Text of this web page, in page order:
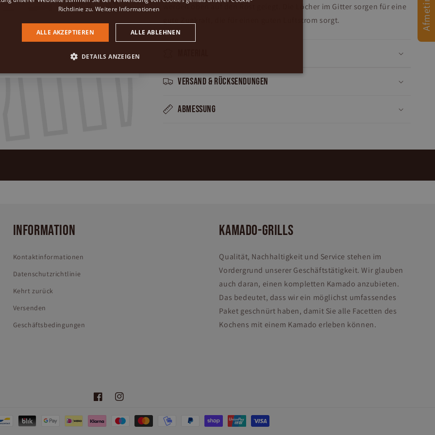
werden oben auf den Rost gelegt. Die Löcher im Gitter sorgen für eine
gute Zugkraft, die für einen guten Luftstrom sorgt.
Versand & Rücksendungen
Abmessung
INFORMATION
Kontaktinformationen
Datenschutzrichtlinie
Kehrt zurück
Versenden
Geschäftsbedingungen
KAMADO-GRILLS
Qualität, Nachhaltigkeit und Service stehen im
Vordergrund unserer Geschäftstätigkeit. Wir glauben
auch daran, einen kompletten Kamado anzubieten.
Das bedeutet, dass wir ein möglichst umfassendes
Paket geschnürt haben, damit Sie alle Facetten des
Kochens mit einem Kamado erleben können.
FacebookInstagram
Richtlinie zu. Weitere Informationen
ALLE AKZEPTIEREN ALLE ABLEHNEN
DETAILS ANZEIGEN